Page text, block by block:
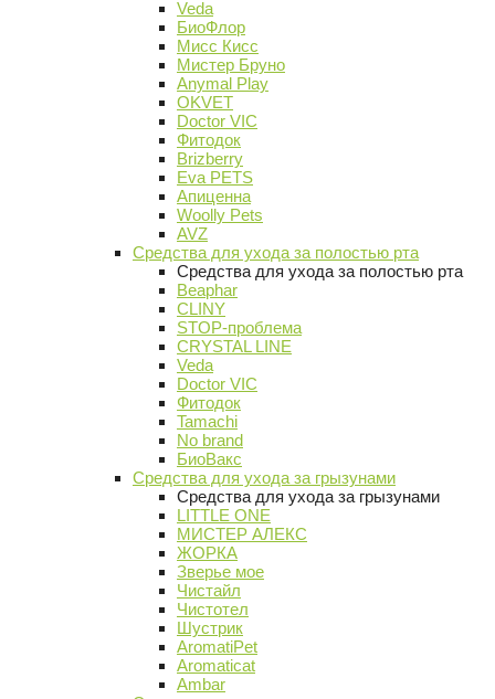
Veda
БиоФлор
Мисс Кисс
Мистер Бруно
Anymal Play
OKVET
Doctor VIC
Фитодок
Brizberry
Eva PETS
Апиценна
Woolly Pets
AVZ
Средства для ухода за полостью рта
Средства для ухода за полостью рта
Beaphar
CLINY
STOP-проблема
CRYSTAL LINE
Veda
Doctor VIC
Фитодок
Tamachi
No brand
БиоВакс
Средства для ухода за грызунами
Средства для ухода за грызунами
LITTLE ONE
МИСТЕР АЛЕКС
ЖОРКА
Зверье мое
Чистайл
Чистотел
Шустрик
AromatiPet
Aromaticat
Ambar